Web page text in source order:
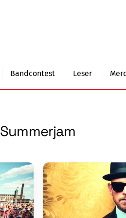
Bandcontest Leser
Summerjam